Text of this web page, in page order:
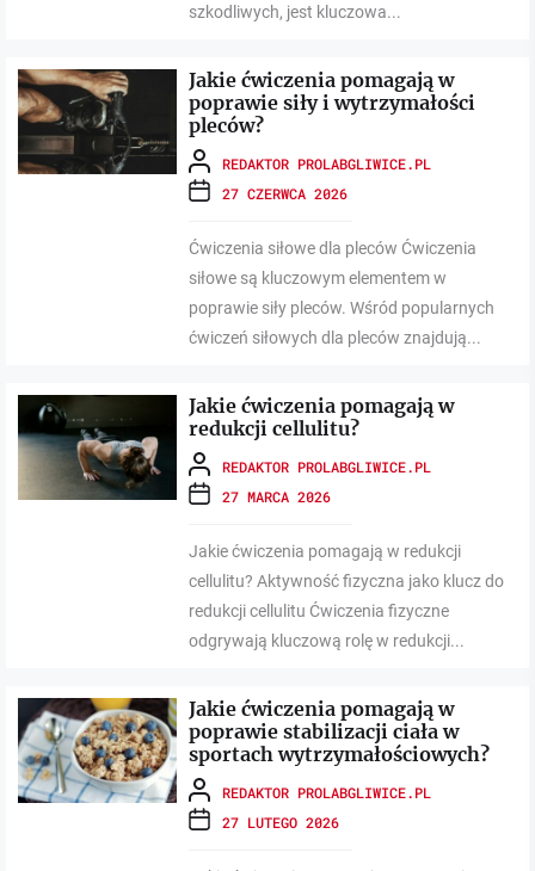
szkodliwych, jest kluczowa...
Jakie ćwiczenia pomagają w
poprawie siły i wytrzymałości
pleców?
REDAKTOR PROLABGLIWICE.PL
27 CZERWCA 2026
Ćwiczenia siłowe dla pleców Ćwiczenia
siłowe są kluczowym elementem w
poprawie siły pleców. Wśród popularnych
ćwiczeń siłowych dla pleców znajdują...
Jakie ćwiczenia pomagają w
redukcji cellulitu?
REDAKTOR PROLABGLIWICE.PL
27 MARCA 2026
Jakie ćwiczenia pomagają w redukcji
cellulitu? Aktywność fizyczna jako klucz do
redukcji cellulitu Ćwiczenia fizyczne
odgrywają kluczową rolę w redukcji...
Jakie ćwiczenia pomagają w
poprawie stabilizacji ciała w
sportach wytrzymałościowych?
REDAKTOR PROLABGLIWICE.PL
27 LUTEGO 2026